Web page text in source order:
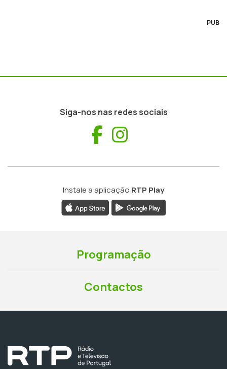
PUB
Siga-nos nas redes sociais
Facebook
Instale a aplicação RTP Play
Programação
Contactos